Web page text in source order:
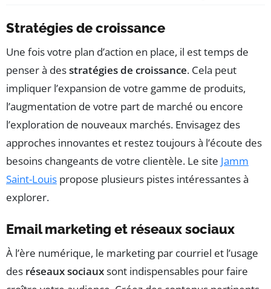
Stratégies de croissance
Une fois votre plan d’action en place, il est temps de
penser à desstratégies de croissance. Cela peut
impliquer l’expansion de votre gamme de produits,
l’augmentation de votre part de marché ou encore
l’exploration de nouveaux marchés. Envisagez des
approches innovantes et restez toujours à l’écoute des
besoins changeants de votre clientèle. Le site Jamm
Saint-Louis propose plusieurs pistes intéressantes à
explorer.
Email marketing et réseaux sociaux
À l’ère numérique, le marketing par courriel et l’usage
des réseaux sociauxsont indispensables pour faire